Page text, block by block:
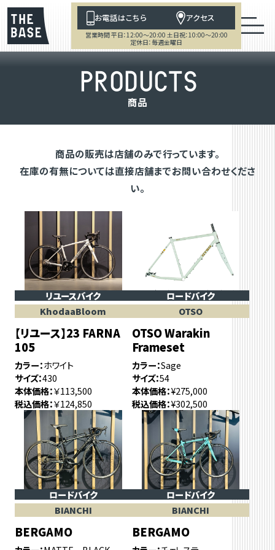
お電話はこちら アクセス
営業時間 平日：12:00～20:00 土日祝：10:00～20:00
定休日：毎週金曜日
PRODUCTS
商品
商品の販売は店舗のみで行っています。
在庫の有無については直接店舗までお問い合わせくださ
い。
リユースバイク
KhodaaBloom
【リユース】23 FARNA
105
カラー ホワイト
サイズ 430
本体価格 ￥113,500
税込価格 ￥124,850
ロードバイク
OTSO
OTSO Warakin
Frameset
カラー Sage
サイズ 54
本体価格 ¥275,000
税込価格 ¥302,500
ロードバイク
BIANCHI
BERGAMO
ロードバイク
BIANCHI
BERGAMO